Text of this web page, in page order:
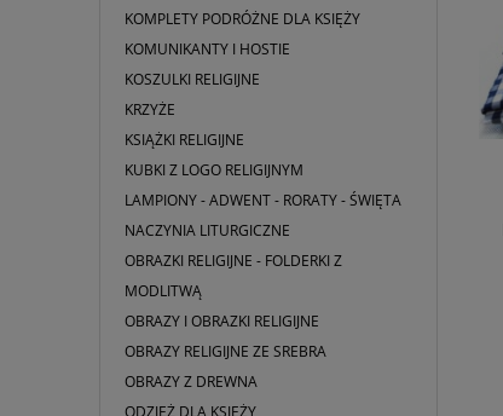
KOMPLETY PODRÓŻNE DLA KSIĘŻY
KOMUNIKANTY I HOSTIE
KOSZULKI RELIGIJNE
KRZYŻE
KSIĄŻKI RELIGIJNE
KUBKI Z LOGO RELIGIJNYM
LAMPIONY - ADWENT - RORATY - ŚWIĘTA
NACZYNIA LITURGICZNE
OBRAZKI RELIGIJNE - FOLDERKI Z
MODLITWĄ
OBRAZY I OBRAZKI RELIGIJNE
OBRAZY RELIGIJNE ZE SREBRA
OBRAZY Z DREWNA
ODZIEŻ DLA KSIĘŻY
Kremowy ornat Maryjny
DO KOSZYKA